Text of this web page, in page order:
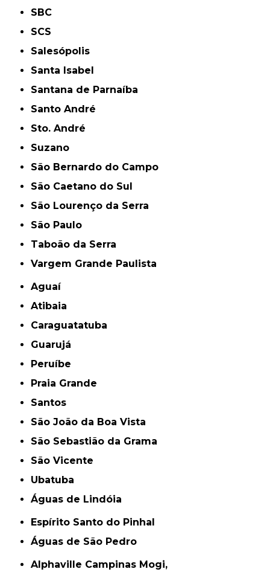
SBC
SCS
Salesópolis
Santa Isabel
Santana de Parnaíba
Santo André
Sto. André
Suzano
São Bernardo do Campo
São Caetano do Sul
São Lourenço da Serra
São Paulo
Taboão da Serra
Vargem Grande Paulista
Aguaí
Atibaia
Caraguatatuba
Guarujá
Peruíbe
Praia Grande
Santos
São João da Boa Vista
São Sebastião da Grama
São Vicente
Ubatuba
Águas de Lindóia
Espírito Santo do Pinhal
Águas de São Pedro
Alphaville Campinas Mogi,